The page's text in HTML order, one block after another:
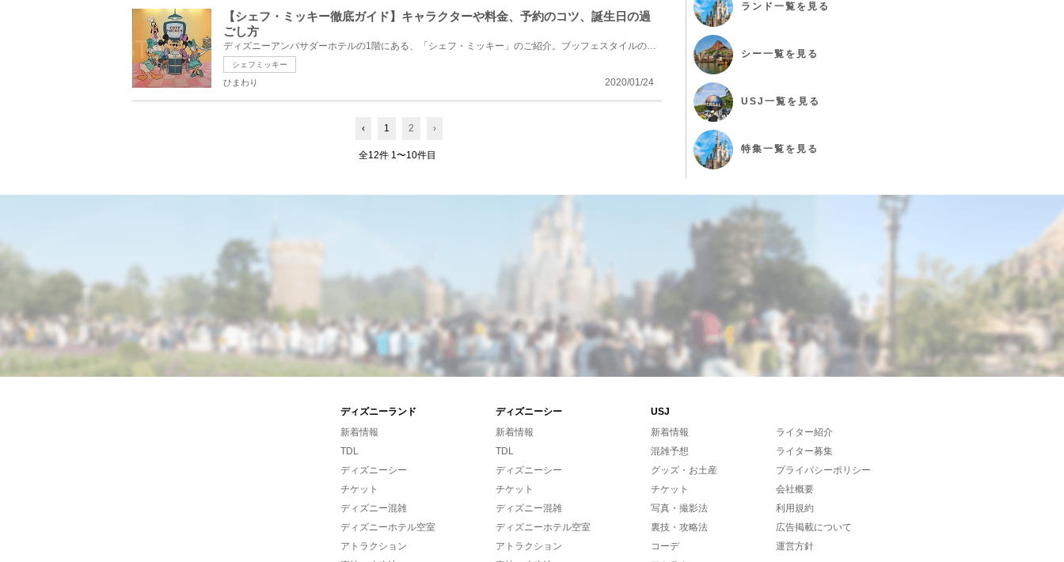
【シェフ・ミッキー徹底ガイド】キャラクターや料金、予約のコツ、誕生日の過
ごし方
ディズニーアンバサダーホテルの1階にある、「シェフ・ミッキー」のご紹介。ブッフェスタイルのお食事を...
シェフミッキー
2020/01/24
ひまわり
‹ 1 2 ›
全12件 1〜10件目
ランド 一覧を見る
シー一覧を見る
USJ 一覧を見る
特集一覧を見る
ディズニーランド ディズニーシー
USJ
新着情報
TDL
ディズニーシー
チケット
ディズニー混雑
ディズニーホテル空室
アトラクション
新着情報
TDL
ディズニーシー
チケット
ディズニー混雑
ディズニーホテル空室
アトラクション
新着情報
混雑予想
グッズ・お土産
チケット
写真・撮影法
裏技・攻略法
コーデ
ライター紹介
ライター募集
プライバシーポリシー
会社概要
利用規約
広告掲載について
運営方針